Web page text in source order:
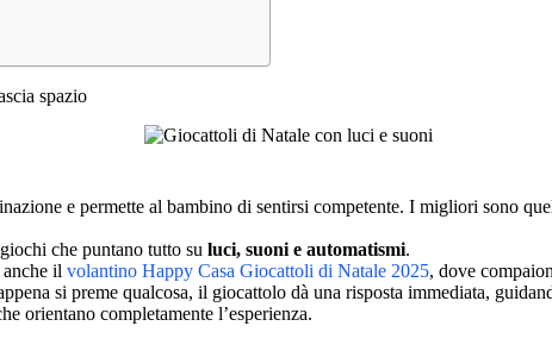
spazio
e permette al bambino di sentirsi competente. I migliori sono
che puntano tutto su luci, suoni e automatismi.
il volantino Happy Casa Giocattoli di Natale 2025, dove
si preme qualcosa, il giocattolo dà una risposta immediata,
orientano completamente l’esperienza.